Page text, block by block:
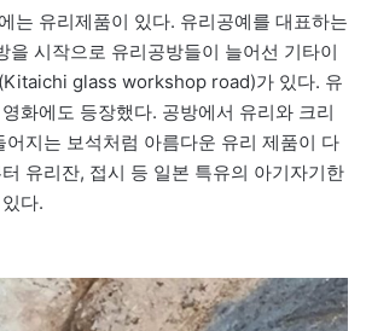
는 유리제품이 있다. 유리공예를 대표하는
을 시작으로 유리공방들이 늘어선 기타이
glass workshop road)가 있다. 유
화에도 등장했다. 공방에서 유리와 크리
지는 보석처럼 아름다운 유리 제품이 다
유리잔, 접시 등 일본 특유의 아기자기한
다.